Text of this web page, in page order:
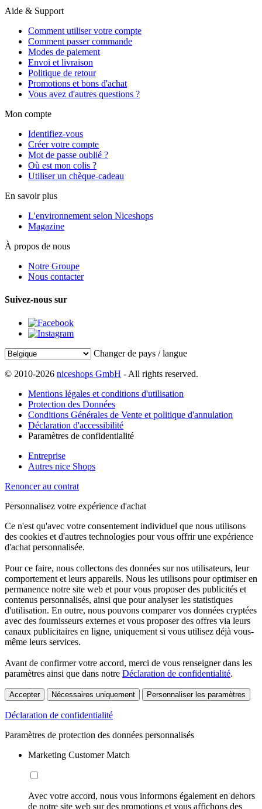
Aide & Support
Comment utiliser votre compte
Comment passer commande
Modes de paiement
Envoi et livraison
Politique de retour
Promotions et bons d'achat
Vous avez d'autres questions ?
Mon compte
Identifiez-vous
Créer votre compte
Mot de passe oublié ?
Où est mon colis ?
Utiliser un chèque-cadeau
En savoir plus
L'environnement selon Niceshops
Magazine
À propos de nous
Notre Groupe
Nous contacter
Suivez-nous sur
Changer de pays / langue
© 2010-2026 niceshops GmbH - All rights reserved.
Mentions légales et conditions d'utilisation
Protection des Données
Conditions Générales de Vente et politique d'annulation
Déclaration d'accessibilité
Paramètres de confidentialité
Entreprise
Autres nice Shops
Renoncer au contrat
Personnalisez votre expérience d'achat
Ce n'est qu'avec votre consentement individuel que nous utilisons
des cookies et d'autres technologies pour vous offrir une expérience
d'achat personnalisée.
Pour ce faire, nous collectons des données sur nos utilisateurs, leur
comportement et leurs appareils. Nous les utilisons pour optimiser en
permanence notre site web et pour vous proposer des publicités et
contenus personnalisés, ainsi que pour analyser les statistiques
d'utilisation. En outre, nous pouvons comparer vos données cryptées
avec des fournisseurs externes et vous proposer des offres via leurs
canaux publicitaires en ligne, uniquement si vous utilisez déjà vous-
même leurs services.
Avant de confirmer votre accord, merci de vous renseigner dans les
paramètres ainsi que dans notre Déclaration de confidentialité.
Accepter Nécessaires uniquement Personnaliser les paramètres
Déclaration de confidentialité
Paramètres de protection des données personnalisés
Marketing Customer Match
Avec votre accord, nous vous informons également en dehors
de notre site web sur des promotions et vous affichons des